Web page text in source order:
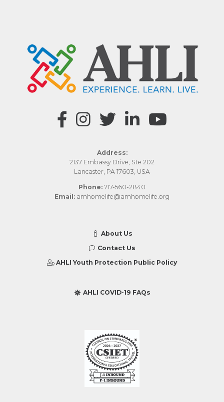
Address:
2137 Embassy Drive, Ste 202
Lancaster, PA 17603, USA
Phone: 717-560-2840
Email: amhomelife@amhomelife.org
About Us
Contact Us
AHLI Youth Protection Public Policy
AHLI COVID-19 FAQs